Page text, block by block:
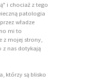
i chociaż z tego
patologia
władze
mi to
z mojej strony,
z nas dotykają
którzy są blisko